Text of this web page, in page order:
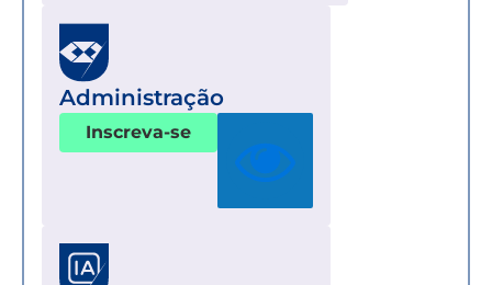
Administração
Inscreva-se